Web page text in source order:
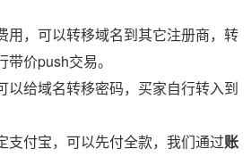
用，可以转移域名到其它注册商，转
价push交易。
以给域名转移密码，买家自行转入到
支付宝，可以先付全款，我们通过账